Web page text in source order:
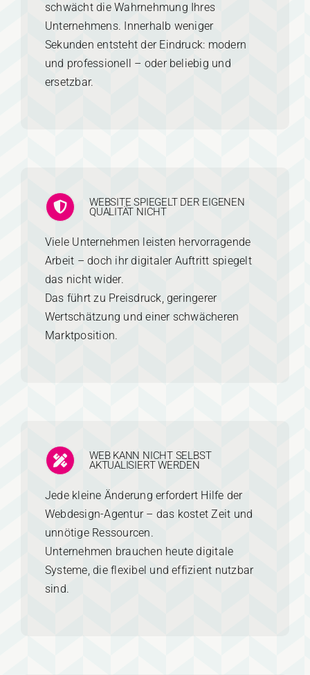
schwächt die Wahrnehmung Ihres
Unternehmens. Innerhalb weniger
Sekunden entsteht der Eindruck: modern
und professionell – oder beliebig und
ersetzbar.
WEBSITE SPIEGELT DER EIGENEN
QUALITÄT NICHT
Viele Unternehmen leisten hervorragende
Arbeit – doch ihr digitaler Auftritt spiegelt
das nicht wider.
Das führt zu Preisdruck, geringerer
Wertschätzung und einer schwächeren
Marktposition.
WEB KANN NICHT SELBST
AKTUALISIERT WERDEN
Jede kleine Änderung erfordert Hilfe der
Webdesign-Agentur – das kostet Zeit und
unnötige Ressourcen.
Unternehmen brauchen heute digitale
Systeme, die flexibel und effizient nutzbar
sind.